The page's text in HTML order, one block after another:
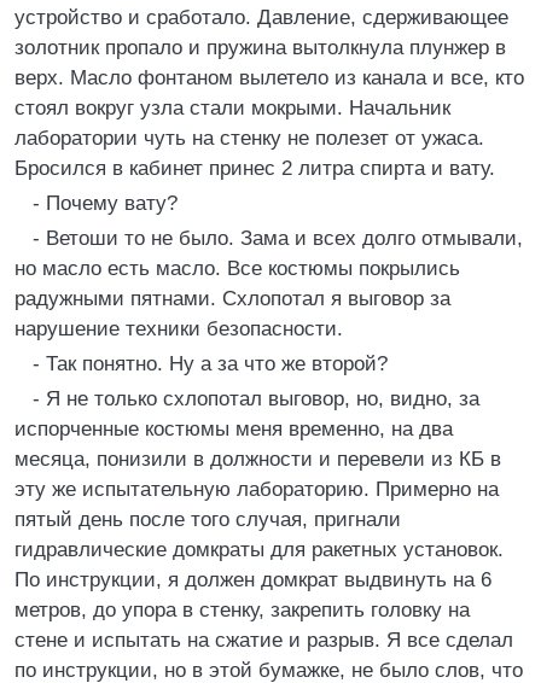
устройство и сработало. Давление, сдерживающее
золотник пропало и пружина вытолкнула плунжер в
верх. Масло фонтаном вылетело из канала и все, кто
стоял вокруг узла стали мокрыми. Начальник
лаборатории чуть на стенку не полезет от ужаса.
Бросился в кабинет принес 2 литра спирта и вату.
- Почему вату?
- Ветоши то не было. Зама и всех долго отмывали,
но масло есть масло. Все костюмы покрылись
радужными пятнами. Схлопотал я выговор за
нарушение техники безопасности.
- Так понятно. Ну а за что же второй?
- Я не только схлопотал выговор, но, видно, за
испорченные костюмы меня временно, на два
месяца, понизили в должности и перевели из КБ в
эту же испытательную лабораторию. Примерно на
пятый день после того случая, пригнали
гидравлические домкраты для ракетных установок.
По инструкции, я должен домкрат выдвинуть на 6
метров, до упора в стенку, закрепить головку на
стене и испытать на сжатие и разрыв. Я все сделал
по инструкции, но в этой бумажке, не было слов, что